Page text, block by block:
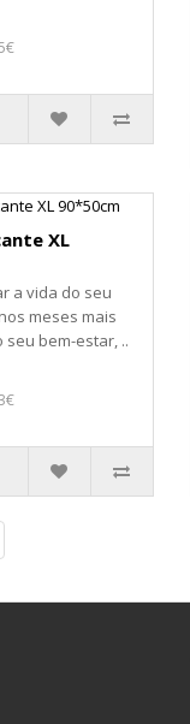
XL
a vida do seu
meses mais
bem-estar, ..